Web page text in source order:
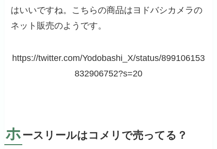
はいいですね。こちらの商品はヨドバシカメラの
ネット販売のようです。
https://twitter.com/Yodobashi_X/status/899106153
832906752?s=20
ホ ースリールはコメリで売ってる？